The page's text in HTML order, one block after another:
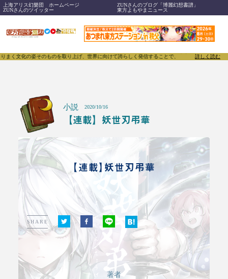
上海アリス幻樂団 ホームページ
ZUNさんのブログ「博麗幻想書譜」
ZUNさんのツイッター
東方よもやまニュース
のを取り上げ、世界に向けて誇らしく発信することで、東方Projectのみならず「同人文化」
詳しく読む
小説 2020/10/16
【連載】妖世刃弔華
【連載】妖世刃弔華
SHARE
著者